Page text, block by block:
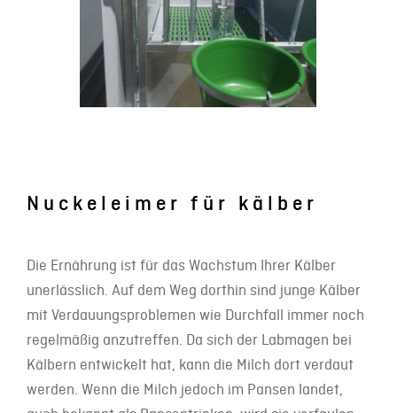
Nuckeleimer für kälber
Die Ernährung ist für das Wachstum Ihrer Kälber
unerlässlich. Auf dem Weg dorthin sind junge Kälber
mit Verdauungsproblemen wie Durchfall immer noch
regelmäßig anzutreffen. Da sich der Labmagen bei
Kälbern entwickelt hat, kann die Milch dort verdaut
werden. Wenn die Milch jedoch im Pansen landet,